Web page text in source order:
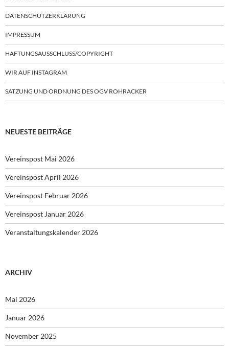
DATENSCHUTZERKLÄRUNG
IMPRESSUM
HAFTUNGSAUSSCHLUSS/COPYRIGHT
WIR AUF INSTAGRAM
SATZUNG UND ORDNUNG DES OGV ROHRACKER
NEUESTE BEITRÄGE
Vereinspost Mai 2026
Vereinspost April 2026
Vereinspost Februar 2026
Vereinspost Januar 2026
Veranstaltungskalender 2026
ARCHIV
Mai 2026
Januar 2026
November 2025